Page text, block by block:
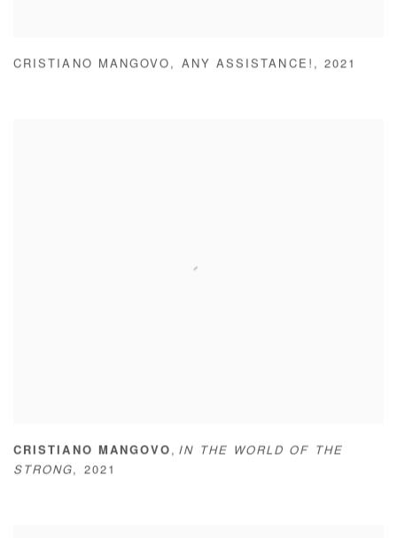
CRISTIANO MANGOVO , ANY ASSISTANCE! , 2021
CRISTIANO MANGOVO , IN THE WORLD OF THE
STRONG, 2021